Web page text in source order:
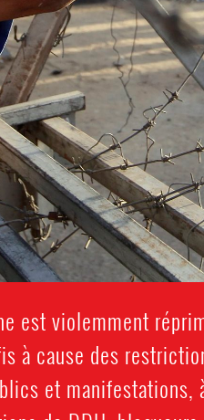
est violemment
à cause des
et